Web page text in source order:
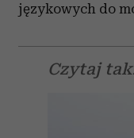
językowych do
Czytaj